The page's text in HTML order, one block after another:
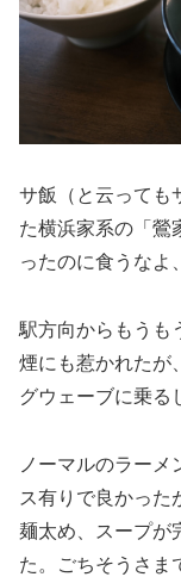
サ飯（と云っても
た横浜家系の「鶯
ったのに食うなよ
駅方向からもうも
煙にも惹かれたが
グウェーブに乗る
ノーマルのラーメ
ス有りで良かった
麺太め、スープが
た。ごちそうさま